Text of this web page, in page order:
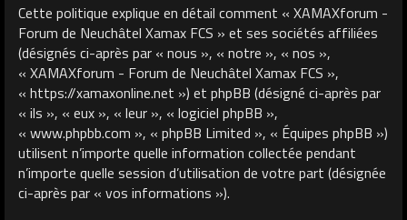
Cette politique explique en détail comment « XAMAXforum -
Forum de Neuchâtel Xamax FCS » et ses sociétés affiliées
(désignés ci-après par « nous », « notre », « nos »,
« XAMAXforum - Forum de Neuchâtel Xamax FCS »,
« https://xamaxonline.net ») et phpBB (désigné ci-après par
« ils », « eux », « leur », « logiciel phpBB »,
« www.phpbb.com », « phpBB Limited », « Équipes phpBB »)
utilisent n’importe quelle information collectée pendant
n’importe quelle session d’utilisation de votre part (désignée
ci-après par « vos informations »).